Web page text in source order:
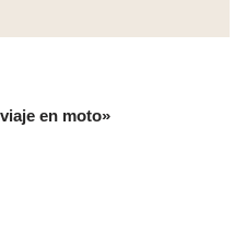
en moto»